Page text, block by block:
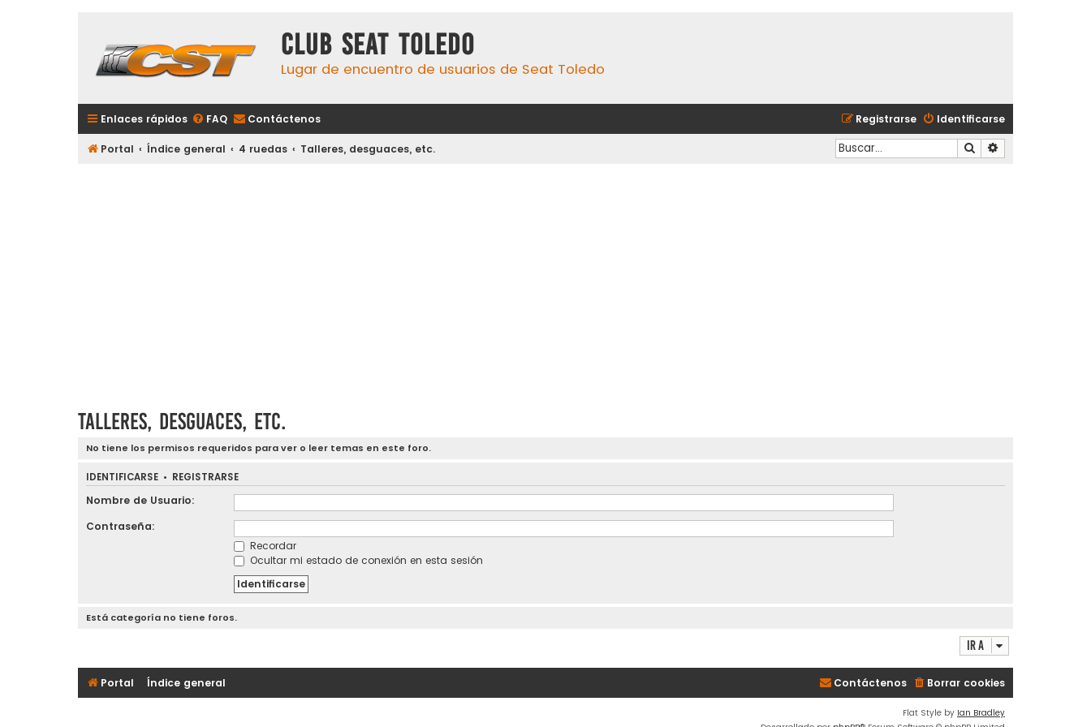
Club Seat Toledo
Lugar de encuentro de usuarios de Seat Toledo
Enlaces rápidos FAQ Contáctenos Identificarse
Registrarse
Portal Índice general 4 ruedas Talleres, desguaces, etc. Buscar
Talleres, desguaces, etc.
No tiene los permisos requeridos para ver o leer temas en este foro.
IDENTIFICARSE • REGISTRARSE
Nombre de Usuario:
Contraseña:
Recordar
Ocultar mi estado de conexión en esta sesión
Está categoría no tiene foros.
Ir a
Portal Índice general Borrar cookies
Contáctenos
Flat Style by Ian Bradley